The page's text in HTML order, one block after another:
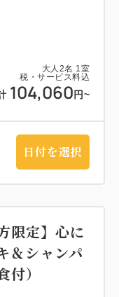
大人 2名 1 室
税・サービス料込
104,060 円~
日付を選択
限定】心に
＆シャンパ
）